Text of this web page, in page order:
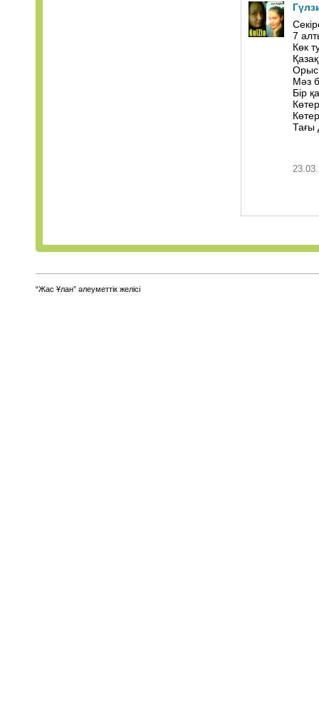
7
Көк
Мәз
Бір
Тағы
“Жас Ұлан” әлеуметтік желісі